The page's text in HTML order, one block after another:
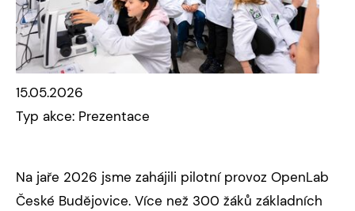
15.05.2026
Typ akce: Prezentace
Na jaře 2026 jsme zahájili pilotní provoz OpenLab
České Budějovice. Více než 300 žáků základních